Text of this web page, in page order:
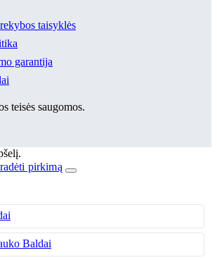
taisyklės
garantija
teisės saugomos.
pirkimą
Baldai